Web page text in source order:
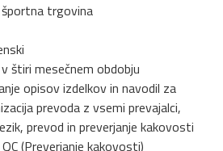
trgovina
štiri mesečnem obdobju
opisov izdelkov in navodil za
prevoda z vsemi prevajalci,
prevod in preverjanje kakovosti
(Preverjanje kakovosti)